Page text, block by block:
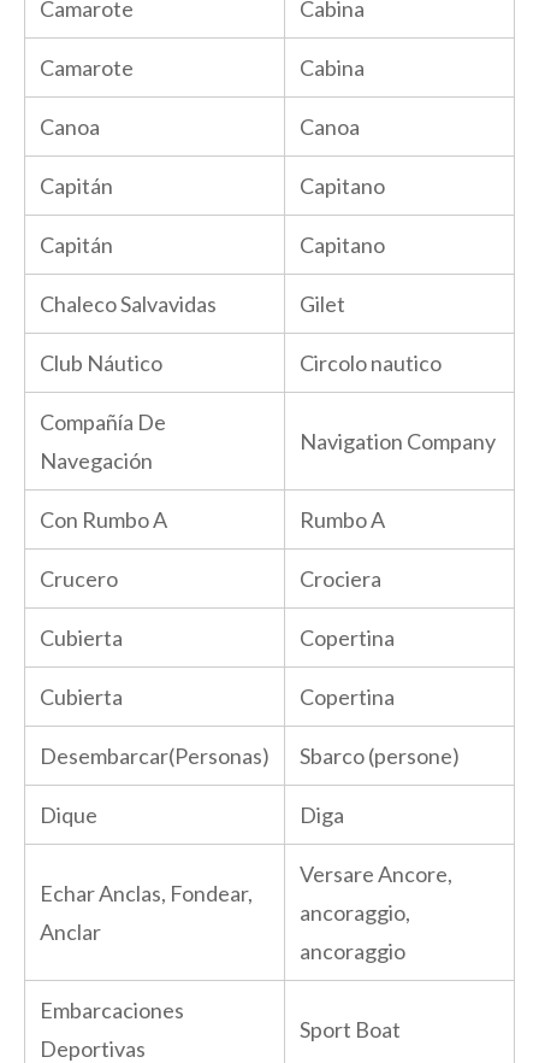
Camarote Cabina
Camarote Cabina
Canoa Canoa
Capitán Capitano
Capitán Capitano
Chaleco Salvavidas Gilet
Club Náutico Circolo nautico
Compañía De
Navegación
Navigation Company
Con Rumbo A Rumbo A
Crucero Crociera
Cubierta Copertina
Cubierta Copertina
Desembarcar(Personas) Sbarco (persone)
Dique Diga
Echar Anclas, Fondear,
Anclar
Versare Ancore,
ancoraggio,
ancoraggio
Embarcaciones
Deportivas
Sport Boat